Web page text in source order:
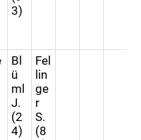
3)
Bl
ü
ml
J.
(2
4)
Fel
lin
ge
r
S.
(8